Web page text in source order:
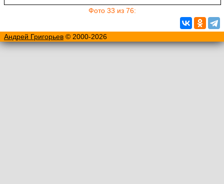
Фото 33 из 76:
Андрей Григорьев © 2000-2026